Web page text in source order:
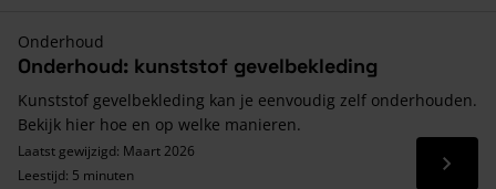
Onderhoud
Onderhoud: kunststof gevelbekleding
Kunststof gevelbekleding kan je eenvoudig zelf onderhouden.
Bekijk hier hoe en op welke manieren.
Laatst gewijzigd: Maart 2026
Leestijd: 5 minuten
Lees